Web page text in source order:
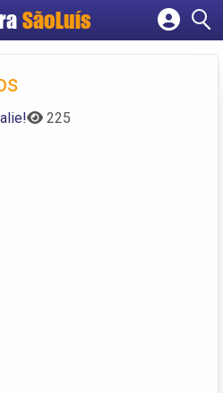
SãoLuís
Cadastrar empresa
Criar conta
225